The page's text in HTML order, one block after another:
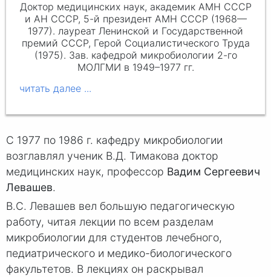
Доктор медицинских наук, академик АМН СССР
и АН СССР, 5-й президент АМН СССР (1968—
1977). лауреат Ленинской и Государственной
премий СССР, Герой Социалистического Труда
(1975). Зав. кафедрой микробиологии 2-го
МОЛГМИ в 1949–1977 гг.
С 1977 по 1986 г. кафедру микробиологии
возглавлял ученик В.Д. Тимакова доктор
медицинских наук, профессор Вадим Сергеевич
Левашев.
В.С. Левашев вел большую педагогическую
работу, читая лекции по всем разделам
микробиологии для студентов лечебного,
педиатрического и медико-биологического
факультетов. В лекциях он раскрывал